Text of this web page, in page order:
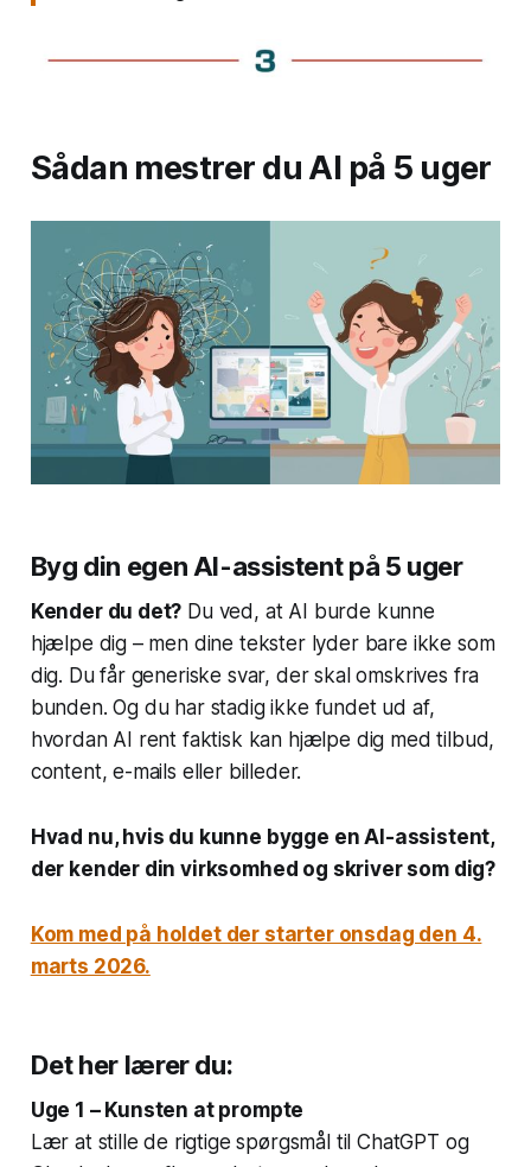
Sådan mestrer du AI på 5 uger
Byg din egen AI-assistent på 5 uger
Kender du det? Du ved, at AI burde kunne
hjælpe dig – men dine tekster lyder bare ikke som
dig. Du får generiske svar, der skal omskrives fra
bunden. Og du har stadig ikke fundet ud af,
hvordan AI rent faktisk kan hjælpe dig med tilbud,
content, e-mails eller billeder.
Hvad nu, hvis du kunne bygge en AI-assistent,
der kender din virksomhed og skriver som dig?
Kom med på holdet der starter onsdag den 4.
marts 2026.
Det her lærer du:
Uge 1 – Kunsten at prompte
Lær at stille de rigtige spørgsmål til ChatGPT og